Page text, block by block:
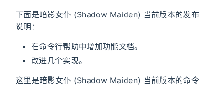
下面是暗影女仆 (Shadow Maiden) 当前版本的发布
说明：
在命令行帮助中增加功能文档。
改进几个实现。
这里是暗影女仆 (Shadow Maiden) 当前版本的命令